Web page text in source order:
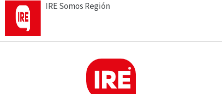
IRE Somos Región